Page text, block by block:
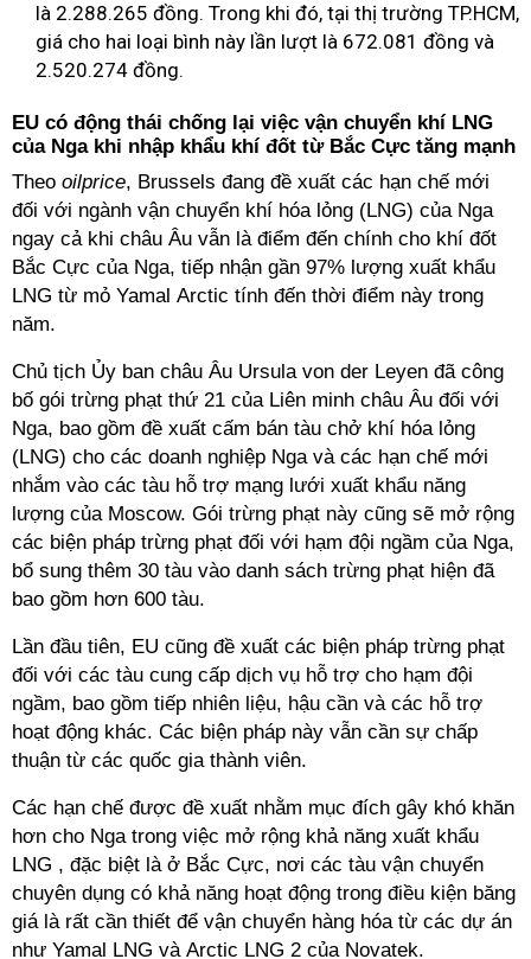
là 2.288.265 đồng. Trong khi đó, tại thị trường TP.HCM,
giá cho hai loại bình này lần lượt là 672.081 đồng và
2.520.274 đồng.
EU có động thái chống lại việc vận chuyển khí LNG
của Nga khi nhập khẩu khí đốt từ Bắc Cực tăng mạnh
Theo oilprice, Brussels đang đề xuất các hạn chế mới
đối với ngành vận chuyển khí hóa lỏng (LNG) của Nga
ngay cả khi châu Âu vẫn là điểm đến chính cho khí đốt
Bắc Cực của Nga, tiếp nhận gần 97% lượng xuất khẩu
LNG từ mỏ Yamal Arctic tính đến thời điểm này trong
năm.
Chủ tịch Ủy ban châu Âu Ursula von der Leyen đã công
bố gói trừng phạt thứ 21 của Liên minh châu Âu đối với
Nga, bao gồm đề xuất cấm bán tàu chở khí hóa lỏng
(LNG) cho các doanh nghiệp Nga và các hạn chế mới
nhắm vào các tàu hỗ trợ mạng lưới xuất khẩu năng
lượng của Moscow. Gói trừng phạt này cũng sẽ mở rộng
các biện pháp trừng phạt đối với hạm đội ngầm của Nga,
bổ sung thêm 30 tàu vào danh sách trừng phạt hiện đã
bao gồm hơn 600 tàu.
Lần đầu tiên, EU cũng đề xuất các biện pháp trừng phạt
đối với các tàu cung cấp dịch vụ hỗ trợ cho hạm đội
ngầm, bao gồm tiếp nhiên liệu, hậu cần và các hỗ trợ
hoạt động khác. Các biện pháp này vẫn cần sự chấp
thuận từ các quốc gia thành viên.
Các hạn chế được đề xuất nhằm mục đích gây khó khăn
hơn cho Nga trong việc mở rộng khả năng xuất khẩu
LNG , đặc biệt là ở Bắc Cực, nơi các tàu vận chuyển
chuyên dụng có khả năng hoạt động trong điều kiện băng
giá là rất cần thiết để vận chuyển hàng hóa từ các dự án
như Yamal LNG và Arctic LNG 2 của Novatek.